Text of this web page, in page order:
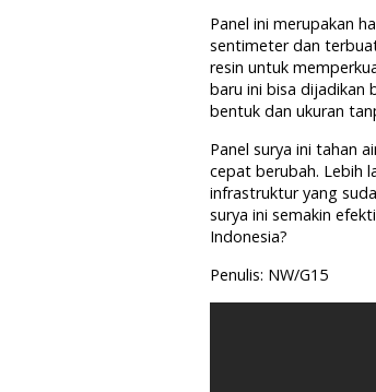
Panel ini merupakan
sentimeter dan
resin untuk
baru ini bisa dijadikan
bentuk dan ukuran
Panel surya ini tahan
cepat berubah. Lebih
infrastruktur yang
surya ini semakin
Indonesia?
Penulis: NW/G15